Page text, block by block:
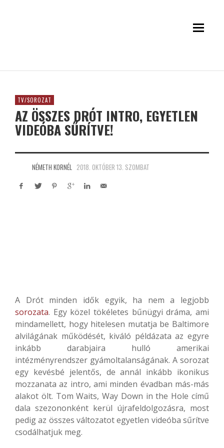
TV/SOROZAT
AZ ÖSSZES DRÓT INTRO, EGYETLEN
VIDEÓBA SŰRÍTVE!
NÉMETH KORNÉL 2018. OKTÓBER 13. SZOMBAT
A Drót minden idők egyik, ha nem a legjobb
sorozata. Egy közel tökéletes bűnügyi dráma, ami
mindamellett, hogy hitelesen mutatja be Baltimore
alvilágának működését, kiváló példázata az egyre
inkább darabjaira hulló amerikai
intézményrendszer gyámoltalanságának. A sorozat
egy kevésbé jelentős, de annál inkább ikonikus
mozzanata az intro, ami minden évadban más-más
alakot ölt. Tom Waits, Way Down in the Hole című
dala szezononként kerül újrafeldolgozásra, most
pedig az összes változatot egyetlen videóba sűrítve
csodálhatjuk meg.